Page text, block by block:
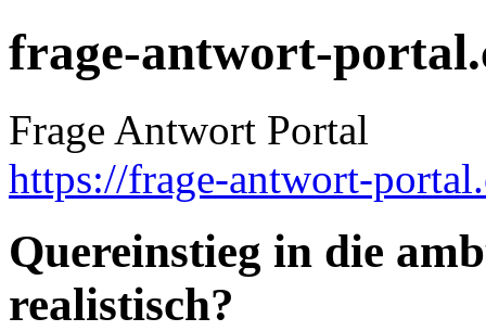
frage-antwort-
Frage Antwort Portal
https://frage-antwort-
Quereinstieg in die
realistisch?